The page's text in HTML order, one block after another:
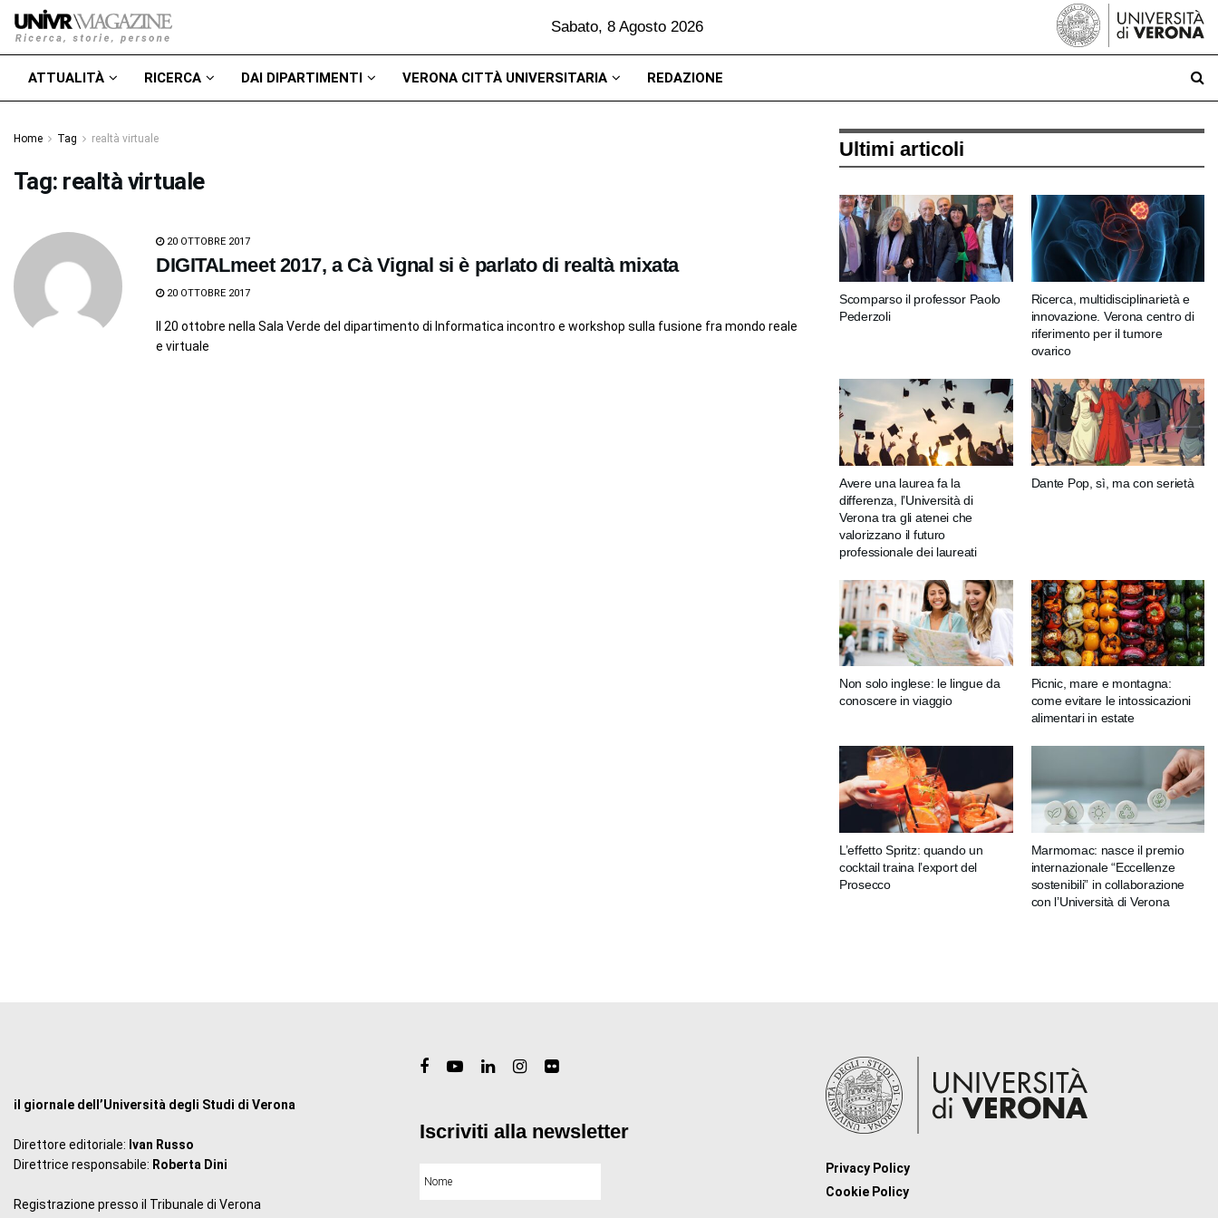
Sabato, 8 Agosto 2026
ATTUALITÀ RICERCA DAI DIPARTIMENTI VERONA CITTÀ UNIVERSITARIA REDAZIONE
Home Tag realtà virtuale
Tag: realtà virtuale
20 OTTOBRE 2017
DIGITALmeet 2017, a Cà Vignal si è parlato di realtà mixata
20 OTTOBRE 2017
Il 20 ottobre nella Sala Verde del dipartimento di Informatica incontro e workshop sulla fusione fra mondo reale
e virtuale
Ultimi articoli
Scomparso il professor Paolo
Pederzoli
Ricerca, multidisciplinarietà e
innovazione. Verona centro di
riferimento per il tumore
ovarico
Avere una laurea fa la
differenza, l’Università di
Verona tra gli atenei che
valorizzano il futuro
professionale dei laureati
Dante Pop, sì, ma con serietà
Non solo inglese: le lingue da
conoscere in viaggio
Picnic, mare e montagna:
come evitare le intossicazioni
alimentari in estate
L’effetto Spritz: quando un
cocktail traina l’export del
Prosecco
Marmomac: nasce il premio
internazionale “Eccellenze
sostenibili” in collaborazione
con l’Università di Verona
il giornale dell’Università degli Studi di Verona
Direttore editoriale: Ivan Russo
Direttrice responsabile: Roberta Dini
Registrazione presso il Tribunale di Verona
Iscriviti alla newsletter
Privacy Policy
Cookie Policy